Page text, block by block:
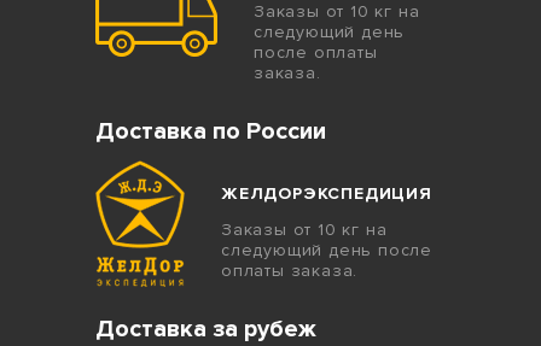
Заказы от 10 кг на
следующий день
после оплаты
заказа.
Доставка по России
ЖЕЛДОРЭКСПЕДИЦИЯ
Заказы от 10 кг на
следующий день после
оплаты заказа.
Доставка за рубеж